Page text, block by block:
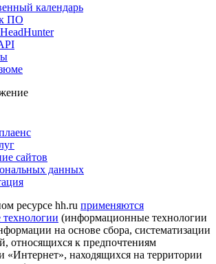
календарь
к ПО
сайтов
данных
ресурсе hh.ru применяются
технологии (информационные технологии
на основе сбора, систематизации
относящихся к предпочтениям
«Интернет», находящихся на территории